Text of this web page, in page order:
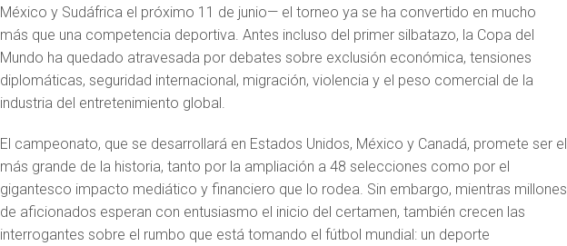
México y Sudáfrica el próximo 11 de junio— el torneo ya se ha convertido en mucho
más que una competencia deportiva. Antes incluso del primer silbatazo, la Copa del
Mundo ha quedado atravesada por debates sobre exclusión económica, tensiones
diplomáticas, seguridad internacional, migración, violencia y el peso comercial de la
industria del entretenimiento global.
El campeonato, que se desarrollará en Estados Unidos, México y Canadá, promete ser el
más grande de la historia, tanto por la ampliación a 48 selecciones como por el
gigantesco impacto mediático y financiero que lo rodea. Sin embargo, mientras millones
de aficionados esperan con entusiasmo el inicio del certamen, también crecen las
interrogantes sobre el rumbo que está tomando el fútbol mundial: un deporte